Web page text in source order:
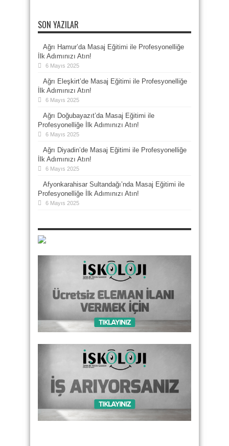
SON YAZILAR
Ağrı Hamur’da Masaj Eğitimi ile Profesyonelliğe
İlk Adımınızı Atın!
6 Mayıs 2025
Ağrı Eleşkirt’de Masaj Eğitimi ile Profesyonelliğe
İlk Adımınızı Atın!
6 Mayıs 2025
Ağrı Doğubayazıt’da Masaj Eğitimi ile
Profesyonelliğe İlk Adımınızı Atın!
6 Mayıs 2025
Ağrı Diyadin’de Masaj Eğitimi ile Profesyonelliğe
İlk Adımınızı Atın!
6 Mayıs 2025
Afyonkarahisar Sultandağı’nda Masaj Eğitimi ile
Profesyonelliğe İlk Adımınızı Atın!
6 Mayıs 2025